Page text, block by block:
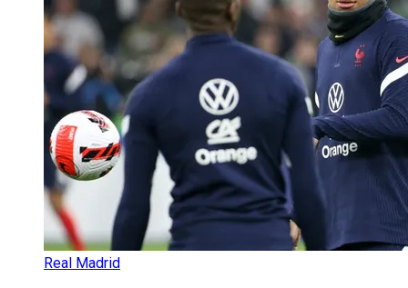
Real Madrid